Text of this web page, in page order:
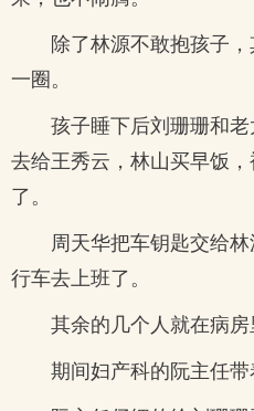
除了林源不敢抱孩子
一圈。
孩子睡下后刘珊珊和
去给王秀云，林山买早饭
了。
周天华把车钥匙交给
行车去上班了。
其余的几个人就在病房
期间妇产科的阮主任带